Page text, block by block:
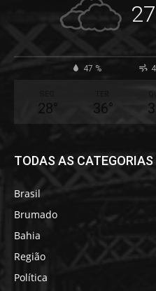
47 %
28° 36°
TODAS AS CATEGORIAS
Brasil
Brumado
Bahia
Região
Política